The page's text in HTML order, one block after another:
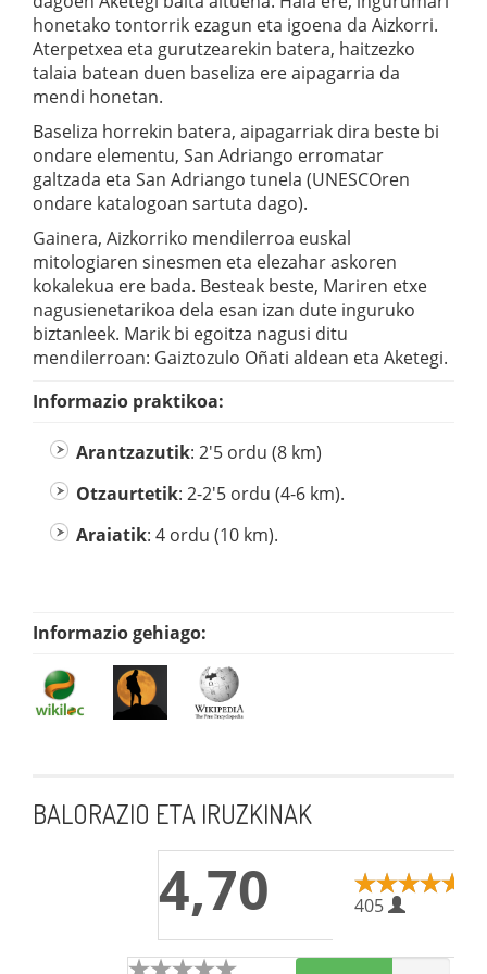
honetako tontorrik ezagun eta igoena da Aizkorri.
Aterpetxea eta gurutzearekin batera, haitzezko
talaia batean duen baseliza ere aipagarria da
mendi honetan.
Baseliza horrekin batera, aipagarriak dira beste bi
ondare elementu, San Adriango erromatar
galtzada eta San Adriango tunela (UNESCOren
ondare katalogoan sartuta dago).
Gainera, Aizkorriko mendilerroa euskal
mitologiaren sinesmen eta elezahar askoren
kokalekua ere bada. Besteak beste, Mariren etxe
nagusienetarikoa dela esan izan dute inguruko
biztanleek. Marik bi egoitza nagusi ditu
mendilerroan: Gaiztozulo Oñati aldean eta Aketegi.
Informazio praktikoa:
Arantzazutik: 2'5 ordu (8 km)
Otzaurtetik: 2-2'5 ordu (4-6 km).
Araiatik: 4 ordu (10 km).
Informazio gehiago:
BALORAZIO ETA IRUZKINAK
4,70 405